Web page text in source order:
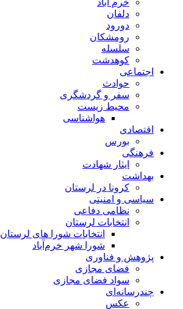
خرم آباد
دلفان
دورود
رومشکان
سلسله
کوهدشت
اجتماعی
حوادث
سفر و گردشگری
محیط زیست
هواشناسی
اقتصادی
بورس
فرهنگی
ایثار شهادت
بهداشت
کرونا در لرستان
سیاسی و امنیتی
نظامی دفاعی
انتخابات لرستان
انتخابات شورا های لرستان
شورا شهر خرم‌آباد
پژوهش و فناوری
فضای مجازی
سواد فضای مجازی
چندرسانه‌ای
عكس